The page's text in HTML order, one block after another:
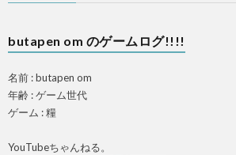
butapen om のゲームログ!!!!
名前 : butapen om
年齢 : ゲーム世代
ゲーム : 糧
YouTubeちゃんねる。